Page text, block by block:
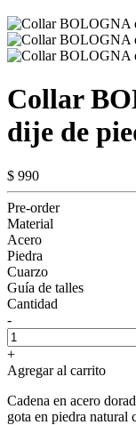
Collar
dije de
$ 990
Pre-order
Material
Acero
Piedra
Cuarzo
Guía de talles
Cantidad
-
+
Agregar al carrito
Cadena en acero
gota en piedra natural